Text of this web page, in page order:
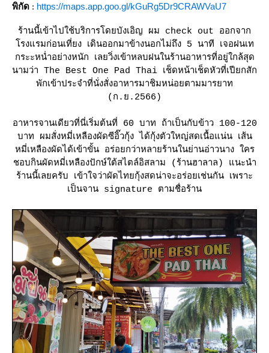
พิกัด : https://maps.app.goo.gl/kGuRg5Dr9CRAWVaU7
ร้านนี้เข้าไปใช้บริการโดยบังเอิญ ผม check out ออกจาก
รงแรมก่อนเที่ยง เดินออกมาข้างนอกไม่ถึง 5 นาที เจอฝนเท
กระะหน่ำอย่างหนัก เลยวิ่งเข้าหลบฝนในร้านอาหารที่อยู่ใกล้สุด
นามว่า The Best One Pad Thai เช็ดหน้าเช็ดหัวที่เปียกสัก
พักเข้าประจำที่นั่งสั่งอาหารมาชิมหน่อยตามมารยาท
(ก.ย.2566)
อาหารจานเดียวที่นี่เริ่มต้นที่ 60 บาท ถ้าเป็นกับข้าว 100-120
บาท ผมสั่งหมี่เหลืองผัดซีอิ๊วกุ้ง ได้กุ้งตัวใหญ่สดเนื้อแน่น เส้น
หมี่เหลืองผัดได้เข้าขั้น อร่อยกว่าหลายร้านในย่านอ่าวนาง ใคร
ชอบกินผัดหมี่เหลืองปักษ์ใต้สไตล์อิสลาม (ร้านฮาลาล) แนะนำ
ร้านนี้เลยครับ เข้าใจว่าผัดไทยกุ้งสดน่าจะอร่อยเช่นกัน เพราะ
เป็นจาน signature ตามชื่อร้าน